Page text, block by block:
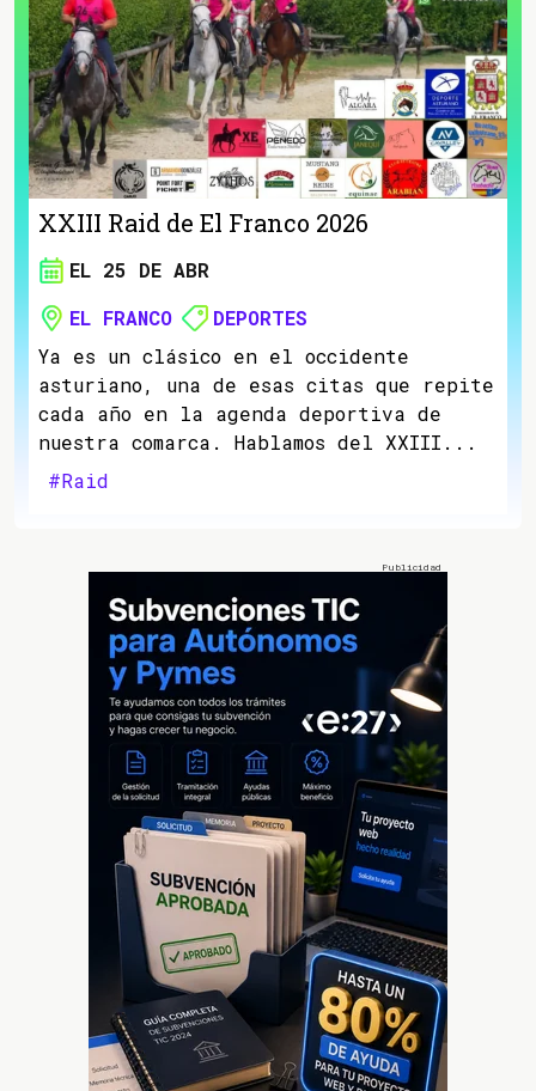
XXIII Raid de El Franco 2026
EL 25 DE ABR
EL FRANCO
DEPORTES
Ya es un clásico en el occidente
asturiano, una de esas citas que repite
cada año en la agenda deportiva de
nuestra comarca. Hablamos del XXIII...
#Raid